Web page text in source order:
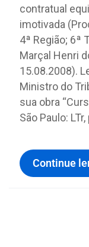
contratual
imotivada
4ª Região; 6ª
Marçal Henri
15.08.2008).
Ministro do
sua obra
São Paulo:
Continue